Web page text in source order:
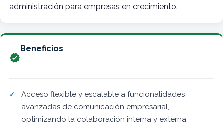
administración para empresas en crecimiento.

Beneficios
Acceso flexible y escalable a funcionalidades
avanzadas de comunicación empresarial,
optimizando la colaboración interna y externa.